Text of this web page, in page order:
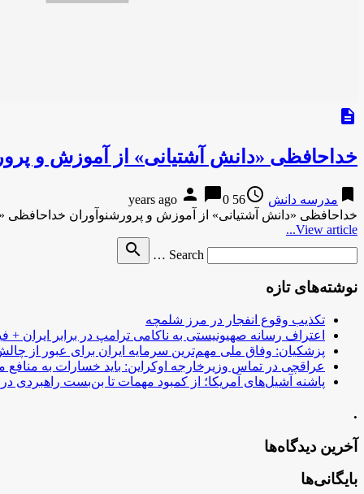
description
خداحافظی «دانش آشتیانی» از آموزش و
bookmark مدرسه دانش access_time
56 years ago
person chat_bubble0
خداحافظی «دانش آشتیانی» از آموزش و پرورشنوآوران
View article...
Search …
search
نوشته‌های تازه
تکذیب وقوع انفجار در مرز شلمچه
اعتراف رسانه صهیونیستی به ناکامی ترامپ در برابر ایران +
پزشکیان: وفاق ملی مهم‌ترین سرمایه ایران برای عبور از
عراقچی در تماس وزیرخارجه اوکراین: باید خسارات به منافع
پاشنه آشیل‌های آمریکا؛ از کمبود مهمات تا بن‌بست راهبردی در
.
آخرین دیدگاه‌ها
بایگانی‌ها